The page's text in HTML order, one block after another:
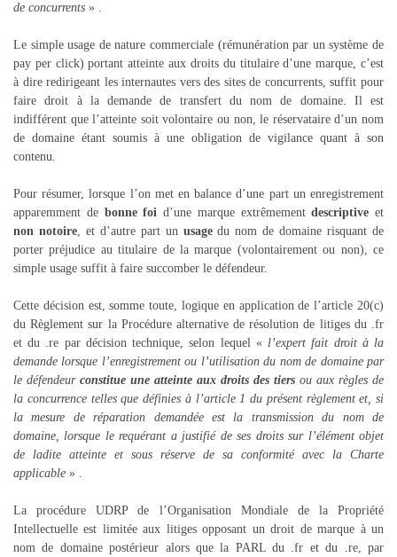
de concurrents » .
Le simple usage de nature commerciale (rémunération par un système de
pay per click) portant atteinte aux droits du titulaire d’une marque, c’est
à dire redirigeant les internautes vers des sites de concurrents, suffit pour
faire droit à la demande de transfert du nom de domaine. Il est
indifférent que l’atteinte soit volontaire ou non, le réservataire d’un nom
de domaine étant soumis à une obligation de vigilance quant à son
contenu.
Pour résumer, lorsque l’on met en balance d’une part un enregistrement
apparemment de bonne foi d’une marque extrêmementdescriptive et
non notoire, et d’autre part un usagedu nom de domaine risquant de
porter préjudice au titulaire de la marque (volontairement ou non), ce
simple usage suffit à faire succomber le défendeur.
Cette décision est, somme toute, logique en application de l’article 20(c)
du Règlement sur la Procédure alternative de résolution de litiges du .fr
et du .re par décision technique, selon lequel « l’expert fait droit à la
demande lorsque l’enregistrement ou l’utilisation du nom de domaine par
le défendeur constitue une atteinte aux droits des tiers ou aux règles de
la concurrence telles que définies à l’article 1 du présent règlement et, si
la mesure de réparation demandée est la transmission du nom de
domaine, lorsque le requérant a justifié de ses droits sur l’élément objet
de ladite atteinte et sous réserve de sa conformité avec la Charte
applicable » .
La procédure UDRP de l’Organisation Mondiale de la Propriété
Intellectuelle est limitée aux litiges opposant un droit de marque à un
nom de domaine postérieur alors que la PARL du .fr et du .re, par